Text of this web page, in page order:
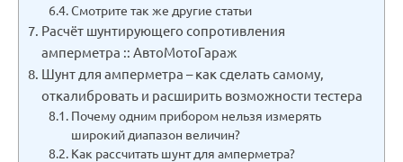
Смотрите так же другие статьи
Расчёт шунтирующего сопротивления
амперметра :: АвтоМотоГараж
Шунт для амперметра – как сделать самому,
откалибровать и расширить возможности тестера
Почему одним прибором нельзя измерять
широкий диапазон величин?
Как рассчитать шунт для амперметра?